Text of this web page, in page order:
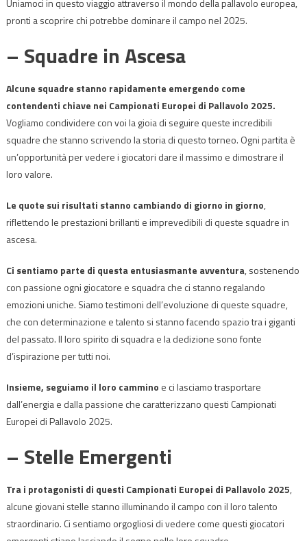
Uniamoci in questo viaggio attraverso il mondo della pallavolo europea,
pronti a scoprire chi potrebbe dominare il campo nel 2025.
– Squadre in Ascesa
Alcune squadre stanno rapidamente emergendo come
contendenti chiave nei Campionati Europei di Pallavolo 2025.
Vogliamo condividere con voi la gioia di seguire queste incredibili
squadre che stanno scrivendo la storia di questo torneo. Ogni partita è
un’opportunità per vedere i giocatori dare il massimo e dimostrare il
loro valore.
Le quote sui risultati stanno cambiando di giorno in giorno,
riflettendo le prestazioni brillanti e imprevedibili di queste squadre in
ascesa.
Ci sentiamo parte di questa entusiasmante avventura, sostenendo
con passione ogni giocatore e squadra che ci stanno regalando
emozioni uniche. Siamo testimoni dell’evoluzione di queste squadre,
che con determinazione e talento si stanno facendo spazio tra i giganti
del passato. Il loro spirito di squadra e la dedizione sono fonte
d’ispirazione per tutti noi.
Insieme, seguiamo il loro cammino e ci lasciamo trasportare
dall’energia e dalla passione che caratterizzano questi Campionati
Europei di Pallavolo 2025.
– Stelle Emergenti
Tra i protagonisti di questi Campionati Europei di Pallavolo 2025,
alcune giovani stelle stanno illuminando il campo con il loro talento
straordinario. Ci sentiamo orgogliosi di vedere come questi giocatori